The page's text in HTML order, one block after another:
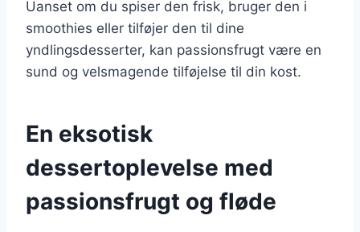
Uanset om du spiser den frisk, bruger den i
smoothies eller tilføjer den til dine
yndlingsdesserter, kan passionsfrugt være en
sund og velsmagende tilføjelse til din kost.
En eksotisk
dessertoplevelse med
passionsfrugt og fløde